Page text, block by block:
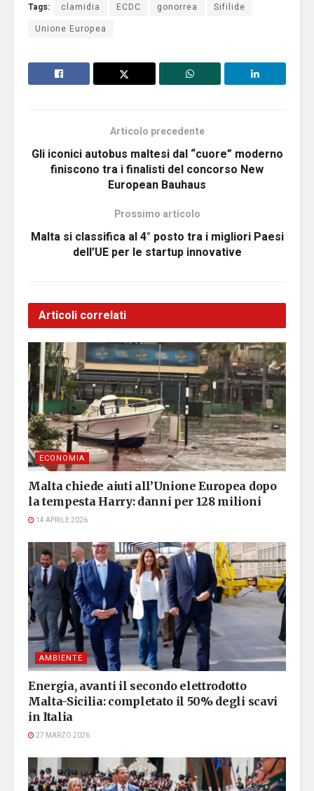
Tags: clamidia ECDC gonorrea
Sifilide
Unione Europea
Articolo precedente
Gli iconici autobus maltesi dal “cuore” moderno
finiscono tra i finalisti del concorso New
European Bauhaus
Prossimo articolo
Malta si classifica al 4° posto tra i migliori Paesi
dell’UE per le startup innovative
Articoli correlati
ECONOMIA
Malta chiede aiuti all’Unione Europea dopo
la tempesta Harry: danni per 128 milioni
14 APRILE 2026
AMBIENTE
Energia, avanti il secondo elettrodotto
Malta-Sicilia: completato il 50% degli scavi
in Italia
27 MARZO 2026